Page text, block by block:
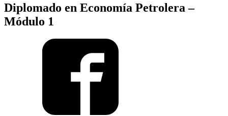
Diplomado en Economía Petrolera –
Módulo 1